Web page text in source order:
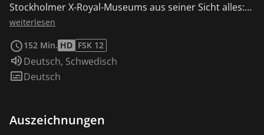
Stockholmer X-Royal-Museums aus seiner Sicht alles:
gutes Aussehen, kompetentes Auftreten und eine
eine Art interaktive, vier mal vier Meter große
Installation, die „als Schutzzone für Vertrauen und
Fürsorge“ dienen soll, in dem „jeder die gleichen
fürsorglichen Übergriffs: Trickdiebe stehlen dem
weiterlesen
152 Min. HD FSK 12
Sprache:
Deutsch, Schwedisch
Untertitel:
Deutsch
Auszeichnungen